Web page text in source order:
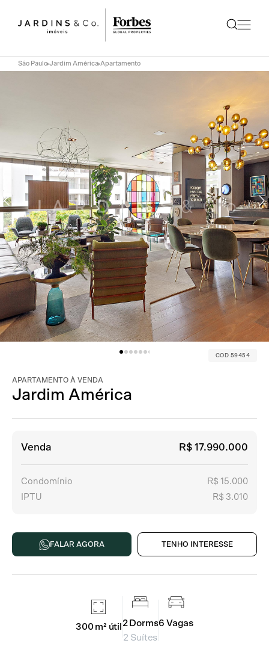
São Paulo Jardim América Apartamento
COD 59454
APARTAMENTO À VENDA
Jardim América
Venda R$ 17.990.000
Condomínio
R$ 15.000
IPTU
R$ 3.010
FALAR AGORA TENHO INTERESSE
300 m² útil 2Dorms
2 Suítes
6 Vagas